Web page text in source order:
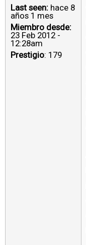
Last seen: hace 8
años 1 mes
Miembro desde:
23 Feb 2012 -
12:28am
Prestigio: 179